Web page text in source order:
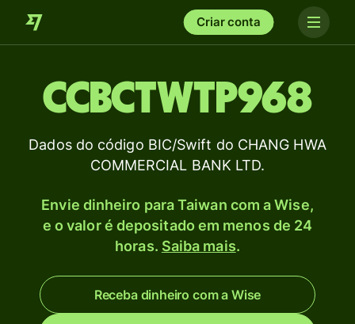
Criar conta
CCBCTWTP968
Dados do código BIC/Swift do CHANG HWA
COMMERCIAL BANK LTD.
Envie dinheiro para Taiwan com a Wise,
e o valor é depositado em menos de 24
horas. Saiba mais.
Receba dinheiro com a Wise